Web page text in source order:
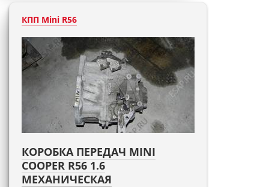
КПП Mini R56
КОРОБКА ПЕРЕДАЧ MINI
COOPER R56 1.6
МЕХАНИЧЕСКАЯ